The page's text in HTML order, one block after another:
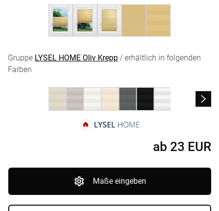
Gruppe LYSEL HOME Oliv Krepp / erhältlich in folgenden
Farben
ab 23 EUR
Maße eingeben